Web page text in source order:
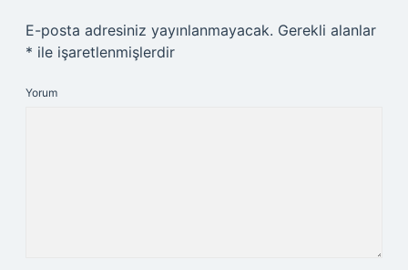
E-posta adresiniz yayınlanmayacak. Gerekli alanlar
* ile işaretlenmişlerdir
Yorum